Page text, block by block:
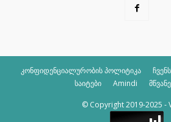
კონფიდენციალურობის პოლიტიკა
საიტები
Amindi
© Copyright 2019-2025 -